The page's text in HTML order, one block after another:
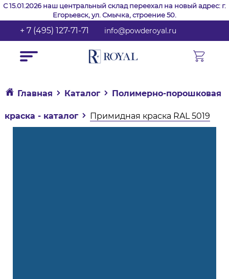
С 15.01.2026 наш центральный склад переехал на новый адрес: г.
Егорьевск, ул. Смычка, строение 50.
+ 7 (495) 127-71-71 info@powderoyal.ru
Главная Каталог Полимерно-порошковая
краска - каталог Примидная краска RAL 5019